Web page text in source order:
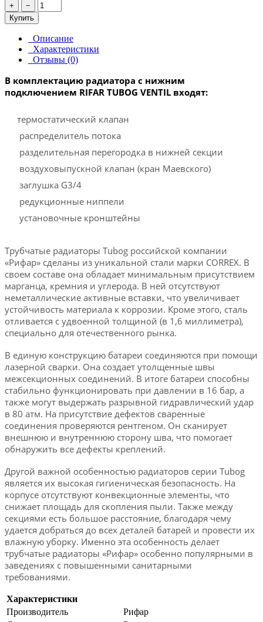
+
−
Купить
Описание
Характеристики
Отзывы (0)
В комплектацию радиатора с нижним
подключением RIFAR TUBOG VENTIL входят:
термостатический клапан
распределитель потока
разделительная перегородка в нижней секции
воздуховыпускной клапан (кран Маевского)
заглушка G3/4
редукционные ниппели
установочные кронштейны
Трубчатые радиаторы Tubog российской компании
«Рифар» сделаны из уникальной стали марки CORREX. В
своем составе она обладает минимальным присутствием
марганца, кремния и углерода. В ней отсутствуют
неметаллические активные вставки, что увеличивает
устойчивость материала к коррозии. Кроме этого, сталь
отливается с удвоенной толщиной (в 1,6 миллиметра),
специально для отечественного рынка.
В единую конструкцию батареи соединяются при помощи
лазерной сварки. Она создает утолщенные швы
межсекционных соединений. В итоге батареи способны
стабильно функционировать при давлении в 16 бар, а
также могут выдержать разрывной гидравлический удар
в 80 атм. На присутствие дефектов сваренные
соединения проверяются рентгеном. Он сканирует
внешнюю и внутреннюю сторону шва, что помогает
обнаружить все дефекты креплений.
Другой важной особенностью радиаторов серии Tubog
является их высокая гигиеническая безопасность. На
корпусе отсутствуют конвекционные элементы, что
снижает площадь для скопления пыли. Также между
секциями есть большое расстояние, благодаря чему
удается добраться до всех деталей батарей и провести их
влажную уборку. Именно эта особенность делает
трубчатые радиаторы «Рифар» особенно популярными в
заведениях с повышенными санитарными
требованиями.
Характеристики
Производитель
Рифар